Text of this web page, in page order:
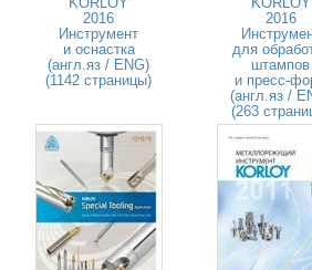
2016
Инструмент
и оснастка
(англ.яз / ENG)
(1142 страницы)
2016
для
штампов
и пресс-
(англ.яз /
(263